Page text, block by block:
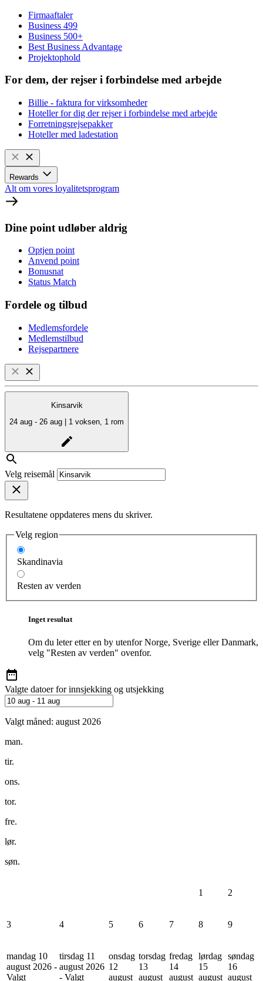
Firmaaftaler
Business 499
Business 500+
Best Business Advantage
Projektophold
For dem, der rejser i forbindelse med arbejde
Billie - faktura for virksomheder
Hoteller for dig der rejser i forbindelse med arbejde
Forretningsrejsepakker
Hoteller med ladestation
Rewards
Alt om vores loyalitetsprogram
Dine point udløber aldrig
Optjen point
Anvend point
Bonusnat
Status Match
Fordele og tilbud
Medlemsfordele
Medlemstilbud
Rejsepartnere
Kinsarvik
24 aug - 26 aug | 1 voksen, 1 rom
Velg reisemål
Resultatene oppdateres mens du skriver.
Velg region
Skandinavia
Resten av verden
Inget resultat
Om du leter etter en by utenfor Norge, Sverige eller Danmark,
velg "Resten av verden" ovenfor.
Valgte datoer for innsjekking og utsjekking
Valgt måned: august 2026
man.
tir.
ons.
tor.
fre.
lør.
søn.
1 2
3 4 5 6 7 8 9
mandag 10
august 2026 -
Valgt
tirsdag 11
august 2026
- Valgt
onsdag
12
august
torsdag
13
august
fredag
14
august
lørdag
15
august
søndag
16
august